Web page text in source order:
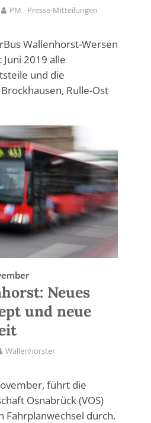
PM - Presse-Mitteilungen
Wallenhorst-Wersen
2019 alle
und die
Rulle-Ost
Neues
und neue
Wallenhorster
führt die
Osnabrück (VOS)
Fahrplanwechsel durch.